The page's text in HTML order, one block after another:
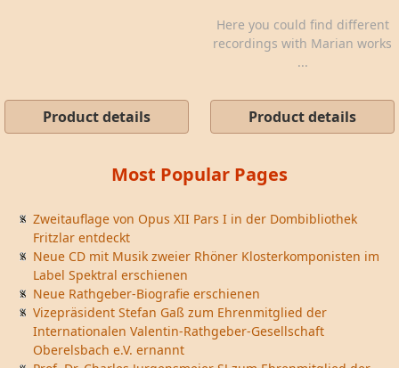
Product details
Here you could find different
recordings with Marian works
...
Product details
Most Popular Pages
Zweitauflage von Opus XII Pars I in der Dombibliothek
Fritzlar entdeckt
Neue CD mit Musik zweier Rhöner Klosterkomponisten im
Label Spektral erschienen
Neue Rathgeber-Biografie erschienen
Vizepräsident Stefan Gaß zum Ehrenmitglied der
Internationalen Valentin-Rathgeber-Gesellschaft
Oberelsbach e.V. ernannt